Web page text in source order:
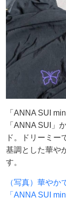
「ANNA SUI
「ANNA SUI」
ド。ドリーミー
基調とした華や
す。
（写真）華や
「ANNA SUI